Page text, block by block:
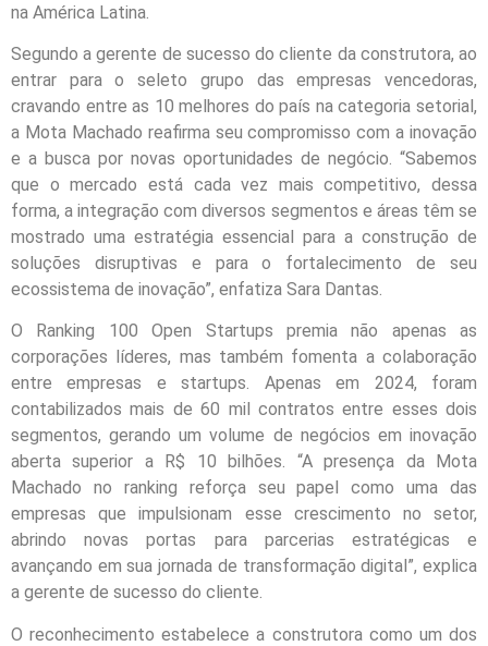
na América Latina.
Segundo a gerente de sucesso do cliente da construtora, ao
entrar para o seleto grupo das empresas vencedoras,
cravando entre as 10 melhores do país na categoria setorial,
a Mota Machado reafirma seu compromisso com a inovação
e a busca por novas oportunidades de negócio. “Sabemos
que o mercado está cada vez mais competitivo, dessa
forma, a integração com diversos segmentos e áreas têm se
mostrado uma estratégia essencial para a construção de
soluções disruptivas e para o fortalecimento de seu
ecossistema de inovação”, enfatiza Sara Dantas.
O Ranking 100 Open Startups premia não apenas as
corporações líderes, mas também fomenta a colaboração
entre empresas e startups. Apenas em 2024, foram
contabilizados mais de 60 mil contratos entre esses dois
segmentos, gerando um volume de negócios em inovação
aberta superior a R$ 10 bilhões. “A presença da Mota
Machado no ranking reforça seu papel como uma das
empresas que impulsionam esse crescimento no setor,
abrindo novas portas para parcerias estratégicas e
avançando em sua jornada de transformação digital”, explica
a gerente de sucesso do cliente.
O reconhecimento estabelece a construtora como um dos